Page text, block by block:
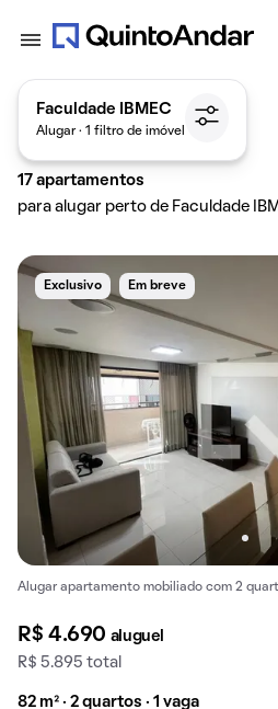
Faculdade IBMEC
Alugar · 1 filtro de imóvel
17 apartamentos
para alugar perto de Faculdade
Exclusivo Em breve
Alugar apartamento mobiliado com 2
R$ 4.690 aluguel
R$ 5.895 total
82 m² · 2 quartos · 1 vaga